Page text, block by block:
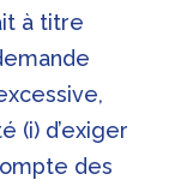
à titre
(i) d’exiger
des